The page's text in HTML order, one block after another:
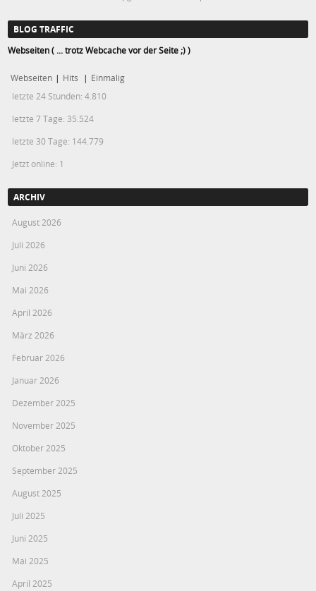
BLOG TRAFFIC
Webseiten ( ... trotz Webcache vor der Seite ;) )
Webseiten | Hits | Einmalig
letzte 24 Stunden:4.810
letzte 7 Tage: 35.524
letzte 30 Tage: 144.779
Jetzt online: 1
ARCHIV
August 2026
Juli 2026
Juni 2026
Mai 2026
April 2026
März 2026
Februar 2026
Januar 2026
Dezember 2025
November 2025
Oktober 2025
September 2025
August 2025
Juli 2025
Juni 2025
Mai 2025
April 2025